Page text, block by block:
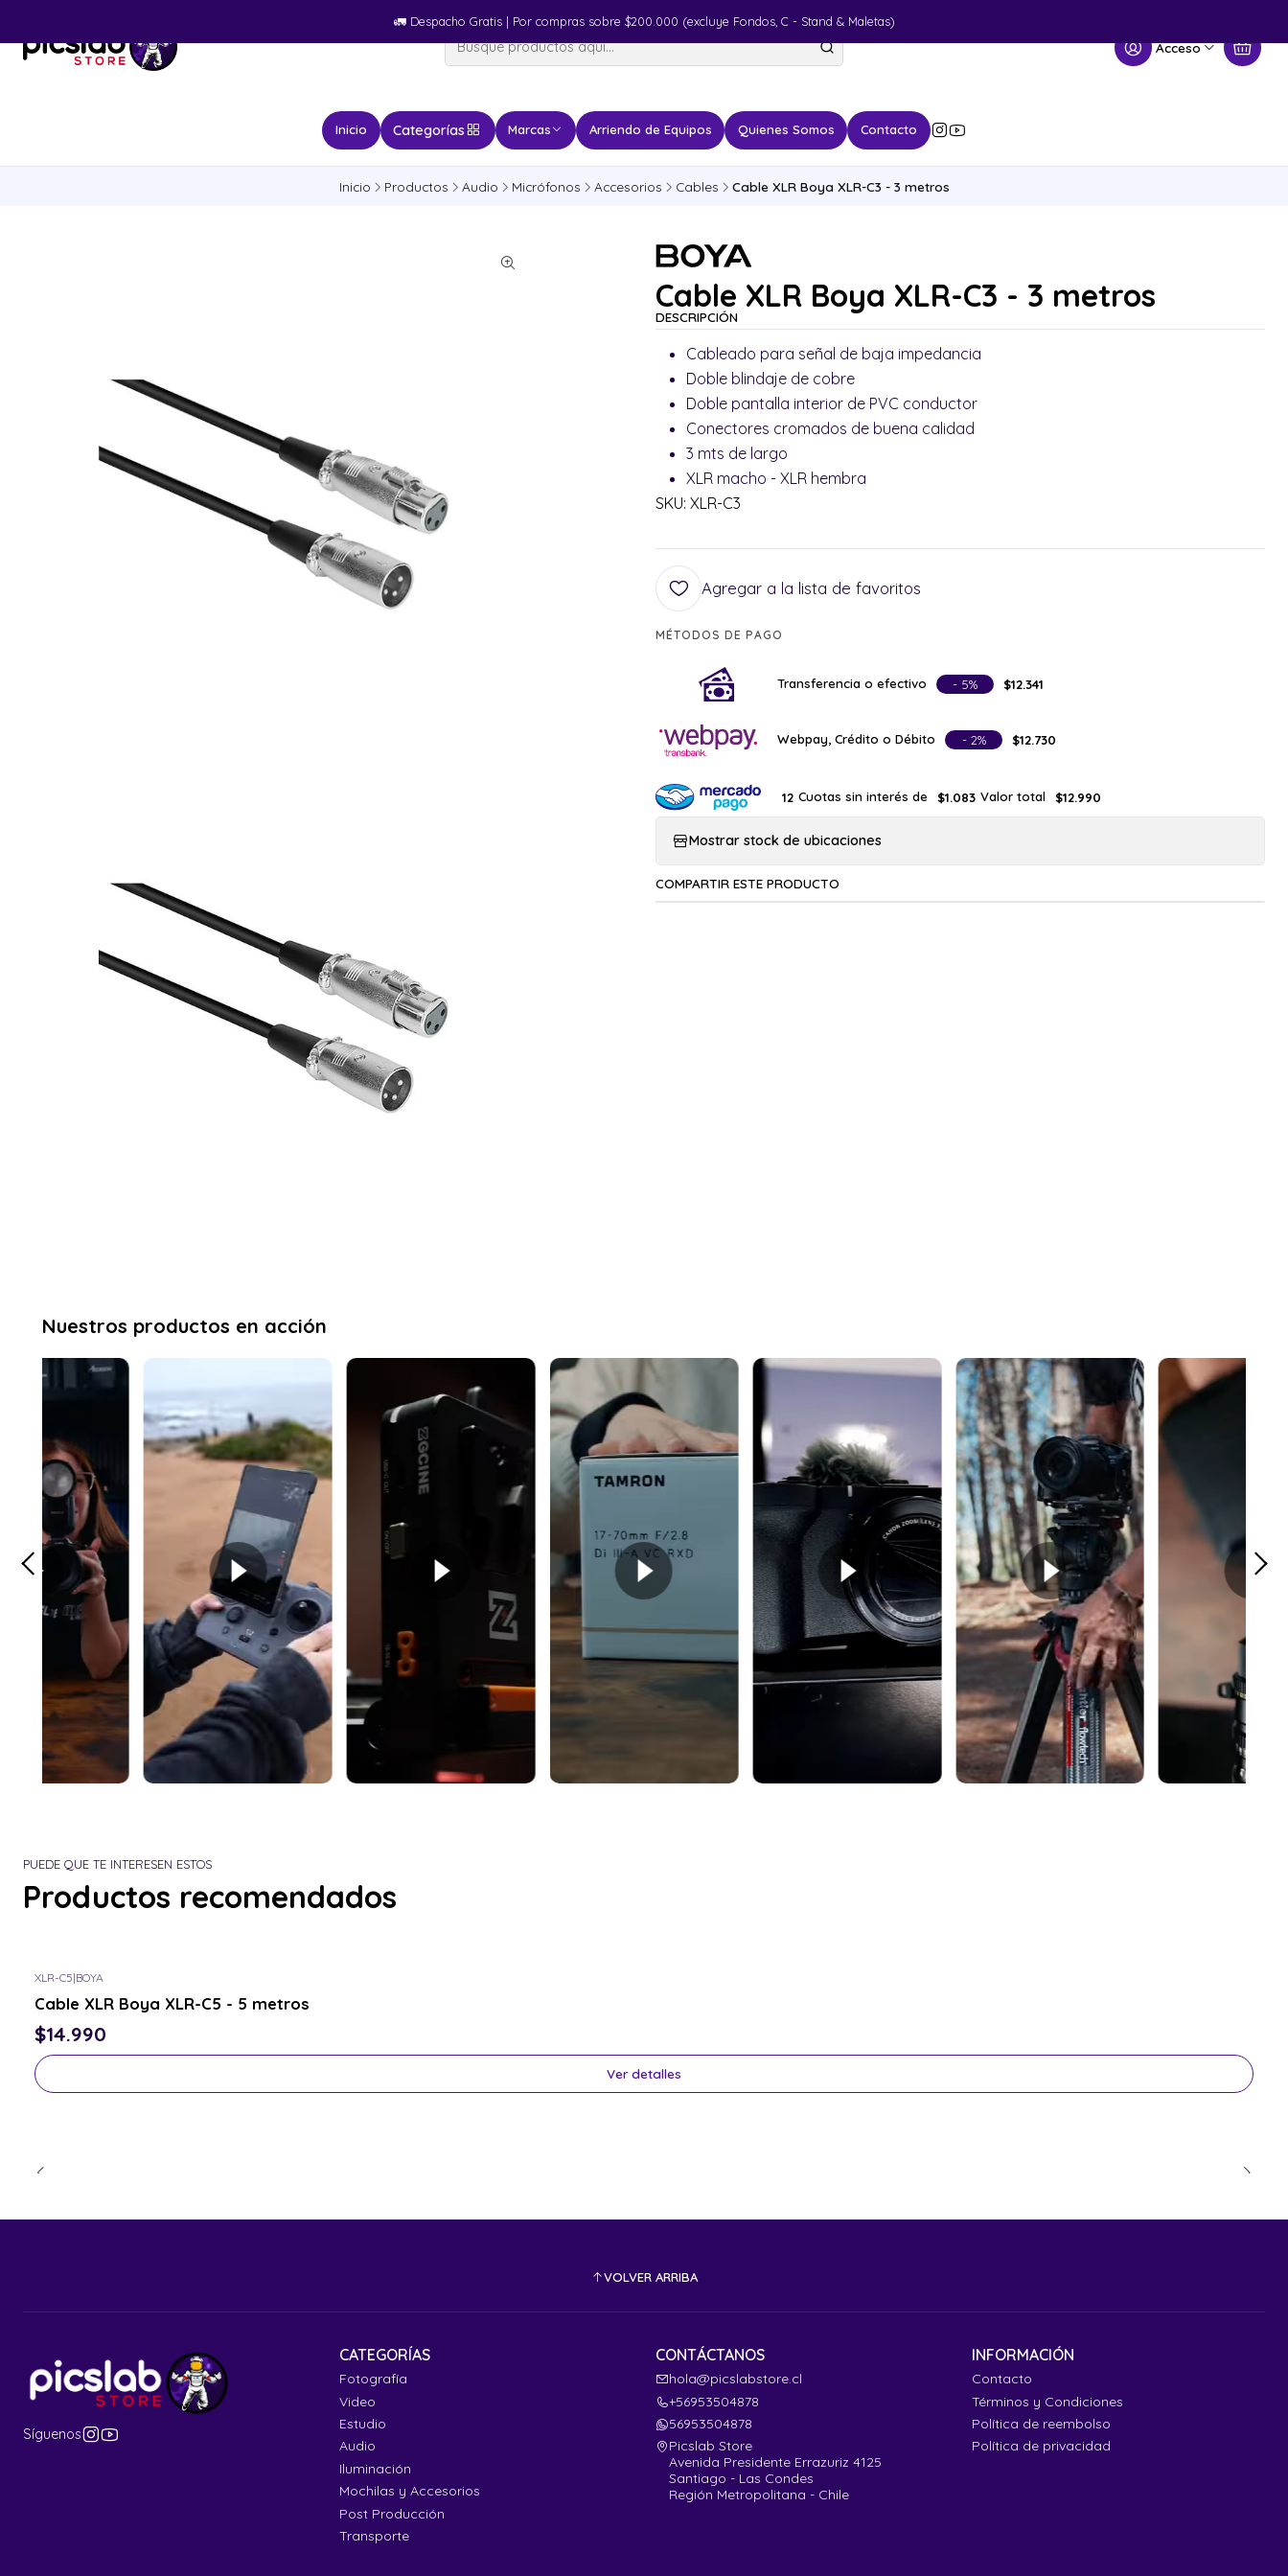
Acceso
Inicio Categorías Marcas Arriendo de Equipos Quienes Somos Contacto
🚛​ Despacho Gratis | Por compras sobre $200.000 (excluye Fondos, C - Stand & Maletas)
Inicio Productos Audio Micrófonos Accesorios Cables Cable XLR Boya XLR-C3 - 3 metros
Cable XLR Boya XLR-C3 - 3 metros
DESCRIPCIÓN
Cableado para señal de baja impedancia
Doble blindaje de cobre
Doble pantalla interior de PVC conductor
Conectores cromados de buena calidad
3 mts de largo
XLR macho - XLR hembra
SKU: XLR-C3
Agregar a la lista de favoritos
MÉTODOS DE PAGO
Transferencia o efectivo - 5% $12.341
Webpay, Crédito o Débito - 2% $12.730
12 Cuotas sin interés de $1.083 Valor total $12.990
Mostrar stock de ubicaciones
COMPARTIR ESTE PRODUCTO
PUEDE QUE TE INTERESEN ESTOS
Productos recomendados
XLR-C5|BOYA
Cable XLR Boya XLR-C5 - 5 metros
$14.990
Ver detalles
VOLVER ARRIBA
Síguenos
CATEGORÍAS
Fotografía
Video
Estudio
Audio
Iluminación
Mochilas y Accesorios
Post Producción
Transporte
CONTÁCTANOS
hola@picslabstore.cl
+56953504878
56953504878
Picslab Store
Avenida Presidente Errazuriz 4125
Santiago - Las Condes
Región Metropolitana - Chile
INFORMACIÓN
Contacto
Términos y Condiciones
Política de reembolso
Política de privacidad